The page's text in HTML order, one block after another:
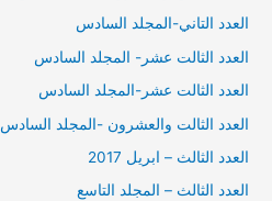
العدد التاني-المجلد السادس
العدد الثالت عشر- المجلد السادس
العدد الثالت عشر-المجلد السادس
العدد الثالت والعشرون -المجلد السادس
العدد الثالث – ابريل 2017
العدد الثالث – المجلد التاسع